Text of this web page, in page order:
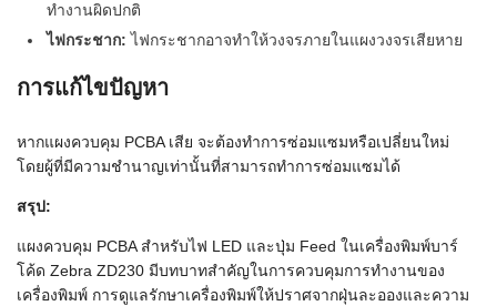
ทำงานผิดปกติ
ไฟกระชาก: ไฟกระชากอาจทำให้วงจรภายในแผงวงจรเสียหาย
การแก้ไขปัญหา
หากแผงควบคุม PCBA เสีย จะต้องทำการซ่อมแซมหรือเปลี่ยนใหม่
โดยผู้ที่มีความชำนาญเท่านั้นที่สามารถทำการซ่อมแซมได้
สรุป:
แผงควบคุม PCBA สำหรับไฟ LED และปุ่ม Feed ในเครื่องพิมพ์บาร์
โค้ด Zebra ZD230 มีบทบาทสำคัญในการควบคุมการทำงานของ
เครื่องพิมพ์ การดูแลรักษาเครื่องพิมพ์ให้ปราศจากฝุ่นละอองและความ